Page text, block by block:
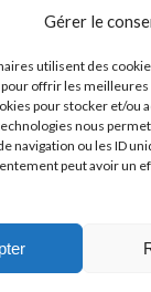
Gérer le
utilisent des
offrir les
pour stocker et/ou
nous
navigation ou les ID
peut avoir un